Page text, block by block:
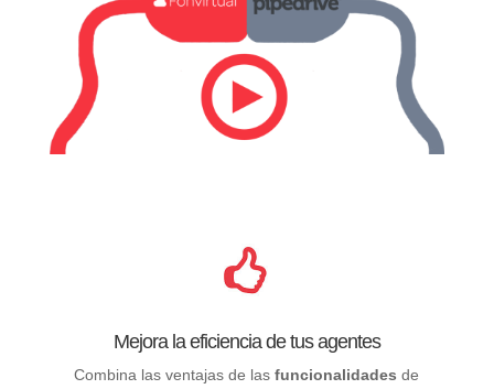
Mejora la eficiencia de tus agentes
Combina las ventajas de lasfuncionalidades de